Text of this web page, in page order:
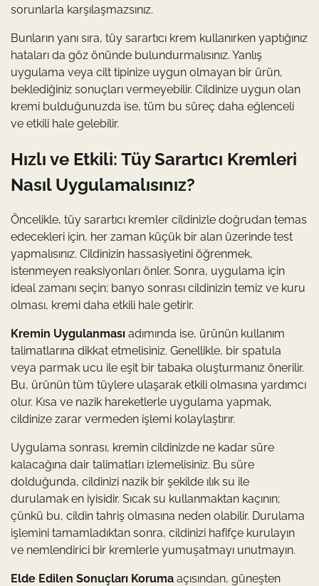
sorunlarla karşılaşmazsınız.
Bunların yanı sıra, tüy sarartıcı krem kullanırken yaptığınız
hataları da göz önünde bulundurmalısınız. Yanlış
uygulama veya cilt tipinize uygun olmayan bir ürün,
beklediğiniz sonuçları vermeyebilir. Cildinize uygun olan
kremi bulduğunuzda ise, tüm bu süreç daha eğlenceli
ve etkili hale gelebilir.
Hızlı ve Etkili: Tüy Sarartıcı Kremleri
Nasıl Uygulamalısınız?
Öncelikle, tüy sarartıcı kremler cildinizle doğrudan temas
edecekleri için, her zaman küçük bir alan üzerinde test
yapmalısınız. Cildinizin hassasiyetini öğrenmek,
istenmeyen reaksiyonları önler. Sonra, uygulama için
ideal zamanı seçin; banyo sonrası cildinizin temiz ve kuru
olması, kremi daha etkili hale getirir.
Kremin Uygulanması adımında ise, ürünün kullanım
talimatlarına dikkat etmelisiniz. Genellikle, bir spatula
veya parmak ucu ile eşit bir tabaka oluşturmanız önerilir.
Bu, ürünün tüm tüylere ulaşarak etkili olmasına yardımcı
olur. Kısa ve nazik hareketlerle uygulama yapmak,
cildinize zarar vermeden işlemi kolaylaştırır.
Uygulama sonrası, kremin cildinizde ne kadar süre
kalacağına dair talimatları izlemelisiniz. Bu süre
dolduğunda, cildinizi nazik bir şekilde ılık su ile
durulamak en iyisidir. Sıcak su kullanmaktan kaçının;
çünkü bu, cildin tahriş olmasına neden olabilir. Durulama
işlemini tamamladıktan sonra, cildinizi hafifçe kurulayın
ve nemlendirici bir kremlerle yumuşatmayı unutmayın.
Elde Edilen Sonuçları Koruma açısından, güneşten